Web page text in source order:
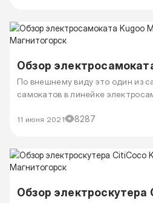
Обзор
По внешнему виду это один из
самокатов в линейке
11 июня 2021 8287
Обзор электроскутера